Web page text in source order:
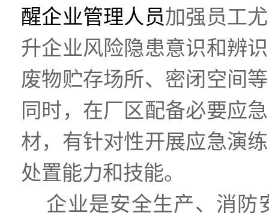
醒企业管理人员加强员工
升企业风险隐患意识和辨
废物贮存场所、密闭空间
同时，在厂区配备必要应
材，有针对性开展应急演
处置能力和技能。
企业是安全生产、消防